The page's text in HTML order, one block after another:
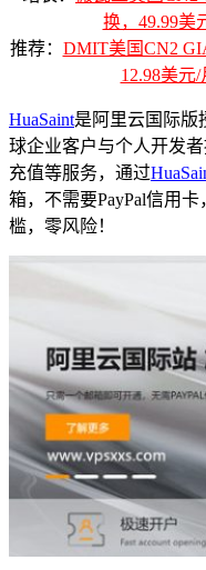
换，49.99美
推荐： DMIT美国CN2
12.98美元
HuaSaint是阿里云国际版
球企业客户与个人开发
充值等服务，通过
箱，不需要PayPal信用
槛，零风险！